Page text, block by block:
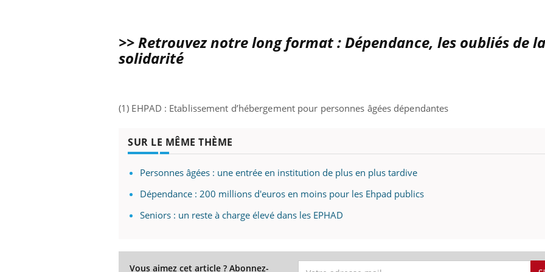
>> Retrouvez notre long format : Dépendance, les oubliés de la
solidarité
(1) EHPAD : Etablissement d’hébergement pour personnes âgées dépendantes
SUR LE MÊME THÈME
Personnes âgées : une entrée en institution de plus en plus tardive
Dépendance : 200 millions d'euros en moins pour les Ehpad publics
Seniors : un reste à charge élevé dans les EPHAD
Vous aimez cet article ? Abonnez-